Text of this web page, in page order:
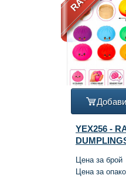
YEX256 -
Dumplings
8.5 x 8.5 x
Цена за брой
Цена за